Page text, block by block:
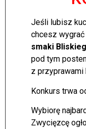
Jeśli lubisz
chcesz
smaki
pod tym
z przyprawami
Konkurs trwa
Wybiorę
Zwycięzcę